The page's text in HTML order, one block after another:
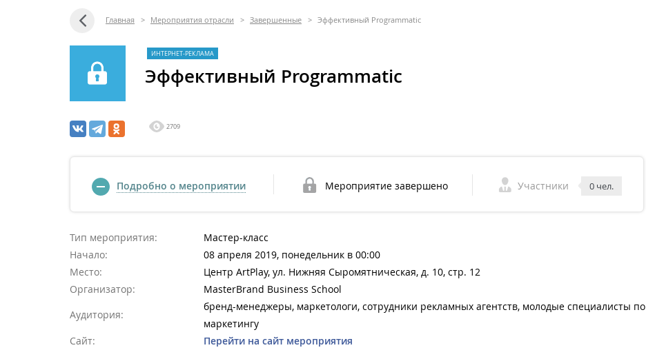
Главная > Мероприятия отрасли > Завершенные > Эффективный Programmatic
ИНТЕРНЕТ-РЕКЛАМА
Эффективный Programmatic
2709
Подробно о мероприятии Мероприятие завершено Участники 0 чел.
Тип мероприятия:
Мастер-класс
Начало:
08 апреля 2019, понедельник в 00:00
Место:
Центр ArtPlay, ул. Нижняя Сыромятническая, д. 10, стр. 12
Организатор:
MasterBrand Business School
Аудитория:
бренд-менеджеры, маркетологи, сотрудники рекламных агентств, молодые специалисты по
маркетингу
Сайт:
Перейти на сайт мероприятия